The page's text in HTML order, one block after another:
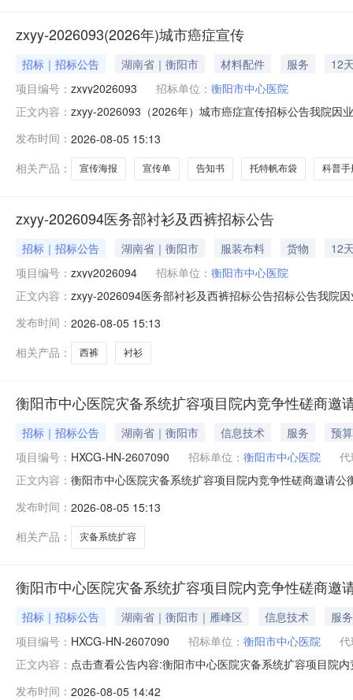
zxyy-2026093(2026年)城市癌症宣传
招标｜招标公告 湖南省｜衡阳市 材料配件 服务
12
项目编号： zxyy2026093 招标单位： 衡阳市中心医院
正文内容： zxyy-2026093（2026年）城市癌症宣传招标公告我院因
6000份雁峰区4个社区入户发放、义诊现场、门诊分诊
发布时间： 2026-08-05 15:13
相关产品：
宣传海报 宣传单 告知书 托特帆布袋 科普手
zxyy-2026094医务部衬衫及西裤招标公告
招标｜招标公告 湖南省｜衡阳市 服装布料 货物
12
项目编号： zxyy2026094 招标单位： 衡阳市中心医院
正文内容： zxyy-2026094医务部衬衫及西裤招标公告招标公告我院
日2026年08月12日下午5:00时前到采购中心(门诊综合
发布时间： 2026-08-05 15:13
相关产品：
西裤 衬衫
衡阳市中心医院灾备系统扩容项目院内竞争性磋商邀
招标｜招标公告 湖南省｜衡阳市 信息技术 服务
预
项目编号： HXCG-HN-2607090 招标单位： 衡阳市中心医院
正文内容： 衡阳市中心医院灾备系统扩容项目院内竞争性磋商邀请
300000.00元4、评标方法：综合评分法5、合同定价方
备系统扩容项目
发布时间： 2026-08-05 15:13
相关产品：
灾备系统扩容
衡阳市中心医院灾备系统扩容项目院内竞争性磋商邀
招标｜招标公告 湖南省｜衡阳市｜雁峰区 信息技术
服务
项目编号： HXCG-HN-2607090 招标单位： 衡阳市中心医院
正文内容： 点击查看公告内容:衡阳市中心医院灾备系统扩容项目院
发布时间： 2026-08-05 14:42